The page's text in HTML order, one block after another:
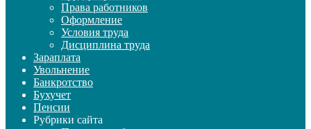
Права работников
Оформление
Условия труда
Дисциплина труда
Зараплата
Увольнение
Банкротство
Бухучет
Пенсии
Рубрики сайта